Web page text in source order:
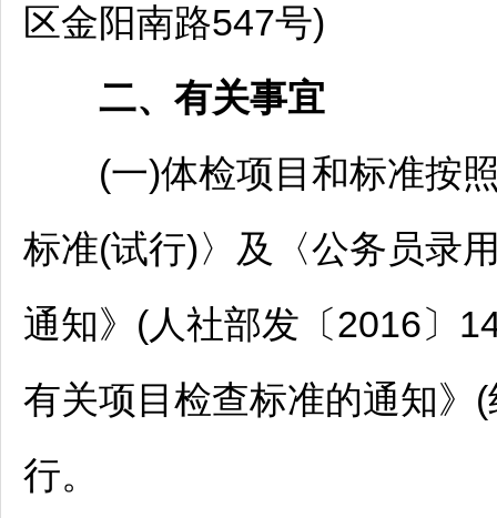
区金阳南路547号)
二、有关事宜
(一)体检项目和标准按照
标准(试行)〉及〈公务员录
通知》(人社部发〔2016〕
有关项目检查标准的通知》
行。